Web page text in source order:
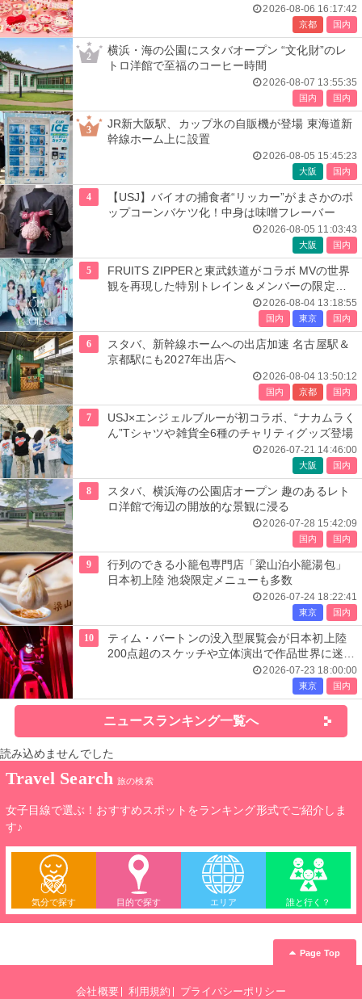
2026-08-06 16:17:42
京都 国内
2
横浜・海の公園にスタバオープン “文化財”のレ
トロ洋館で至福のコーヒー時間
2026-08-07 13:55:35
国内 国内
3
JR新大阪駅、カップ氷の自販機が登場 東海道新
幹線ホーム上に設置
2026-08-05 15:45:23
大阪 国内
4
【USJ】バイオの捕食者“リッカー”がまさかのポ
ップコーンバケツ化！中身は味噌フレーバー
2026-08-05 11:03:43
大阪 国内
5
FRUITS ZIPPERと東武鉄道がコラボ MVの世界
観を再現した特別トレイン＆メンバーの限定ア
2026-08-04 13:18:55
国内 東京 国内
6
スタバ、新幹線ホームへの出店加速 名古屋駅＆
京都駅にも2027年出店へ
2026-08-04 13:50:12
国内 京都 国内
7
USJ×エンジェルブルーが初コラボ、“ナカムラく
ん”Tシャツや雑貨全6種のチャリティグッズ登場
2026-07-21 14:46:00
大阪 国内
8
スタバ、横浜海の公園店オープン 趣のあるレト
ロ洋館で海辺の開放的な景観に浸る
2026-07-28 15:42:09
国内 国内
9
行列のできる小籠包専門店「梁山泊小籠湯包」
日本初上陸 池袋限定メニューも多数
2026-07-24 18:22:41
東京 国内
10
ティム・バートンの没入型展覧会が日本初上陸
200点超のスケッチや立体演出で作品世界に迷い
2026-07-23 18:00:00
東京 国内
ニュースランキング一覧へ
読み込めませんでした
Travel Search 旅の検索
女子目線で選ぶ！おすすめスポットをランキング形式でご紹介しま
す♪
気分で探す 目的で探す エリア 誰と行く？
Page Top
会社概要 利用規約 プライバシーポリシー